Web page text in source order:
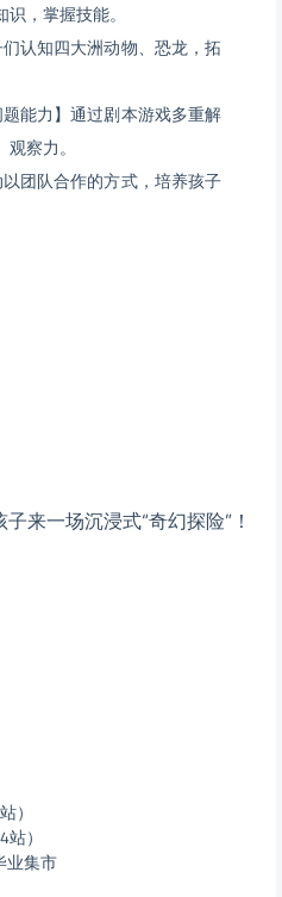
，掌握技能。
认知四大洲动物、恐龙，拓
能力】通过剧本游戏多重解
察力。
团队合作的方式，培养孩子
）
）
业集市